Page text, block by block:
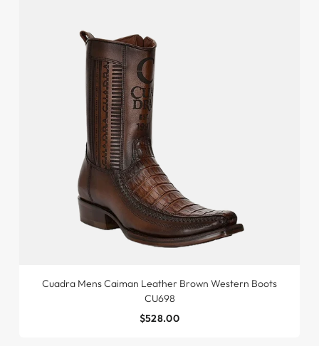
Cuadra Mens Caiman Leather Brown Western Boots
CU698
$528.00